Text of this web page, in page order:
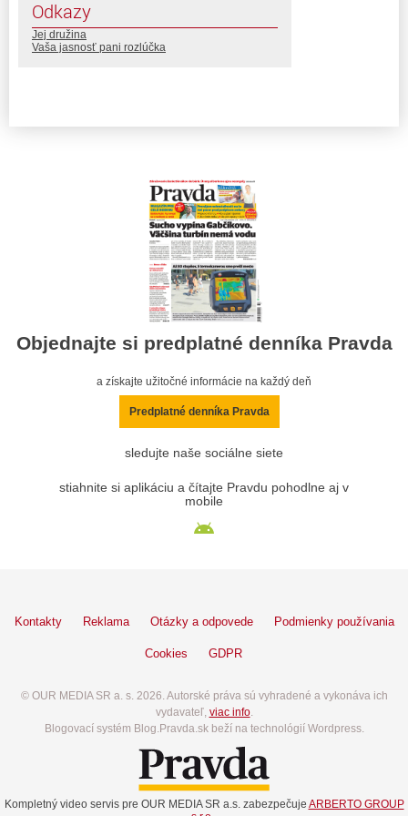
Odkazy
Jej družina
Vaša jasnosť pani rozlúčka
Objednajte si predplatné denníka Pravda
a získajte užitočné informácie na každý deň
Predplatné denníka Pravda
sledujte naše sociálne siete
stiahnite si aplikáciu a čítajte Pravdu pohodlne aj v
mobile
Kontakty Reklama Otázky a odpovede Podmienky používania
Cookies GDPR
© OUR MEDIA SR a. s. 2026. Autorské práva sú vyhradené a vykonáva ich
vydavateľ, viac info.
Blogovací systém Blog.Pravda.sk beží na technológií Wordpress.
Kompletný video servis pre OUR MEDIA SR a.s. zabezpečuje ARBERTO GROUP